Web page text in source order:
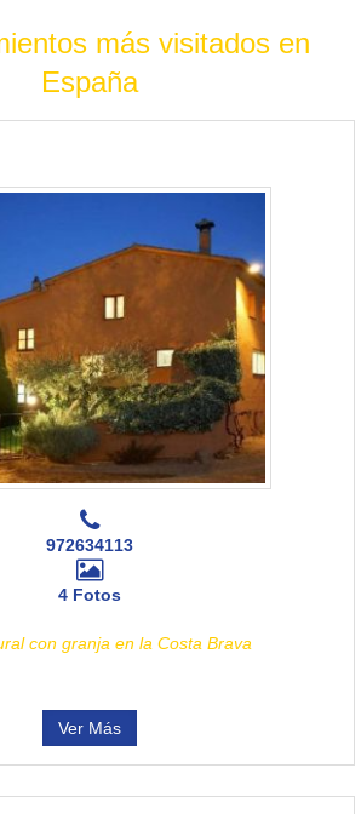
más visitados en
España
972634113
4 Fotos
con granja en la Costa Brava
Ver Más